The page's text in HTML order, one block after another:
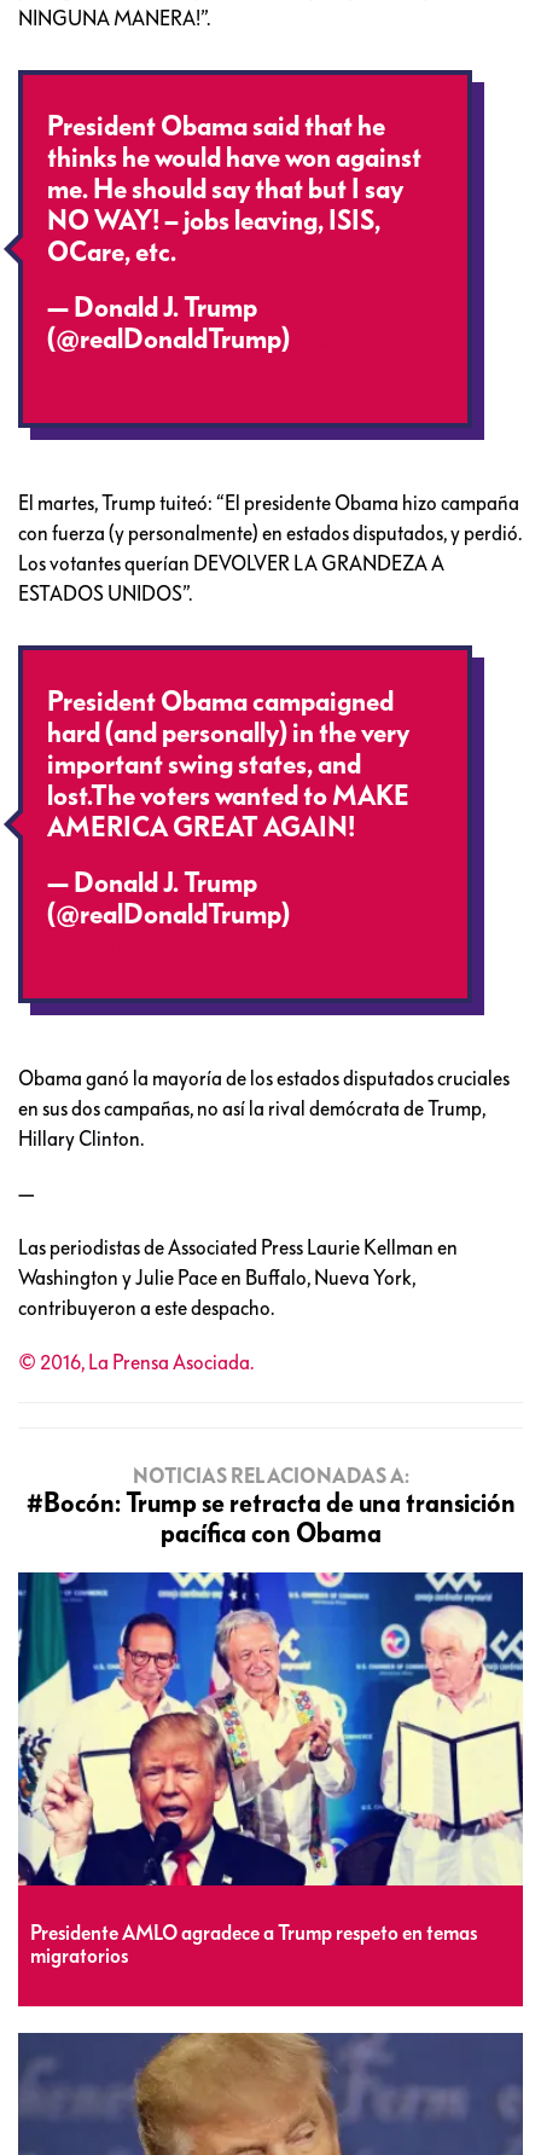
NINGUNA MANERA!”.
President Obama said that he
thinks he would have won against
me. He should say that but I say
NO WAY! – jobs leaving, ISIS,
OCare, etc.
— Donald J. Trump
(@realDonaldTrump)
El martes, Trump tuiteó: “El presidente Obama hizo campaña
con fuerza (y personalmente) en estados disputados, y perdió.
Los votantes querían DEVOLVER LA GRANDEZA A
ESTADOS UNIDOS”.
President Obama campaigned
hard (and personally) in the very
important swing states, and
lost.The voters wanted to MAKE
AMERICA GREAT AGAIN!
— Donald J. Trump
(@realDonaldTrump)
Obama ganó la mayoría de los estados disputados cruciales
en sus dos campañas, no así la rival demócrata de Trump,
Hillary Clinton.
—
Las periodistas de Associated Press Laurie Kellman en
Washington y Julie Pace en Buffalo, Nueva York,
contribuyeron a este despacho.
© 2016, La Prensa Asociada.
NOTICIAS RELACIONADAS A:
#Bocón: Trump se retracta de una transición
pacífica con Obama
Presidente AMLO agradece a Trump respeto en temas
migratorios